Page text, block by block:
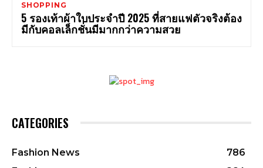
SHOPPING
5 รองเท้าผ้าใบประจำปี 2025 ที่สายแฟตัวจริงต้อง
มีกับคอลเล็กชั่นมีมากกว่าความสวย
CATEGORIES
Fashion News
786